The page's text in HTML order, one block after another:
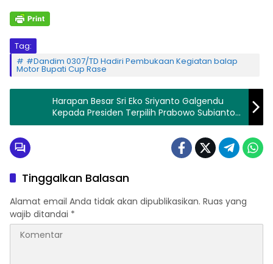
Tag:
#Dandim 0307/TD Hadiri Pembukaan Kegiatan balap
Motor Bupati Cup Rase
Harapan Besar Sri Eko Sriyanto Galgendu
Kepada Presiden Terpilih Prabowo Subianto
Dapat Segera Memulihkan Ekonomi
Tinggalkan Balasan
Alamat email Anda tidak akan dipublikasikan. Ruas yang
wajib ditandai *